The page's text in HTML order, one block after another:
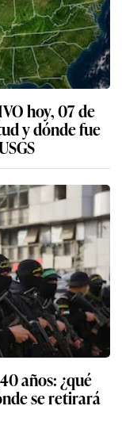
hoy, 07 de
y dónde fue
años: ¿qué
se retirará